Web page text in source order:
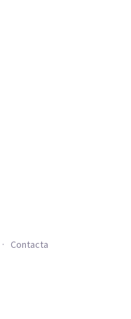
Contacta